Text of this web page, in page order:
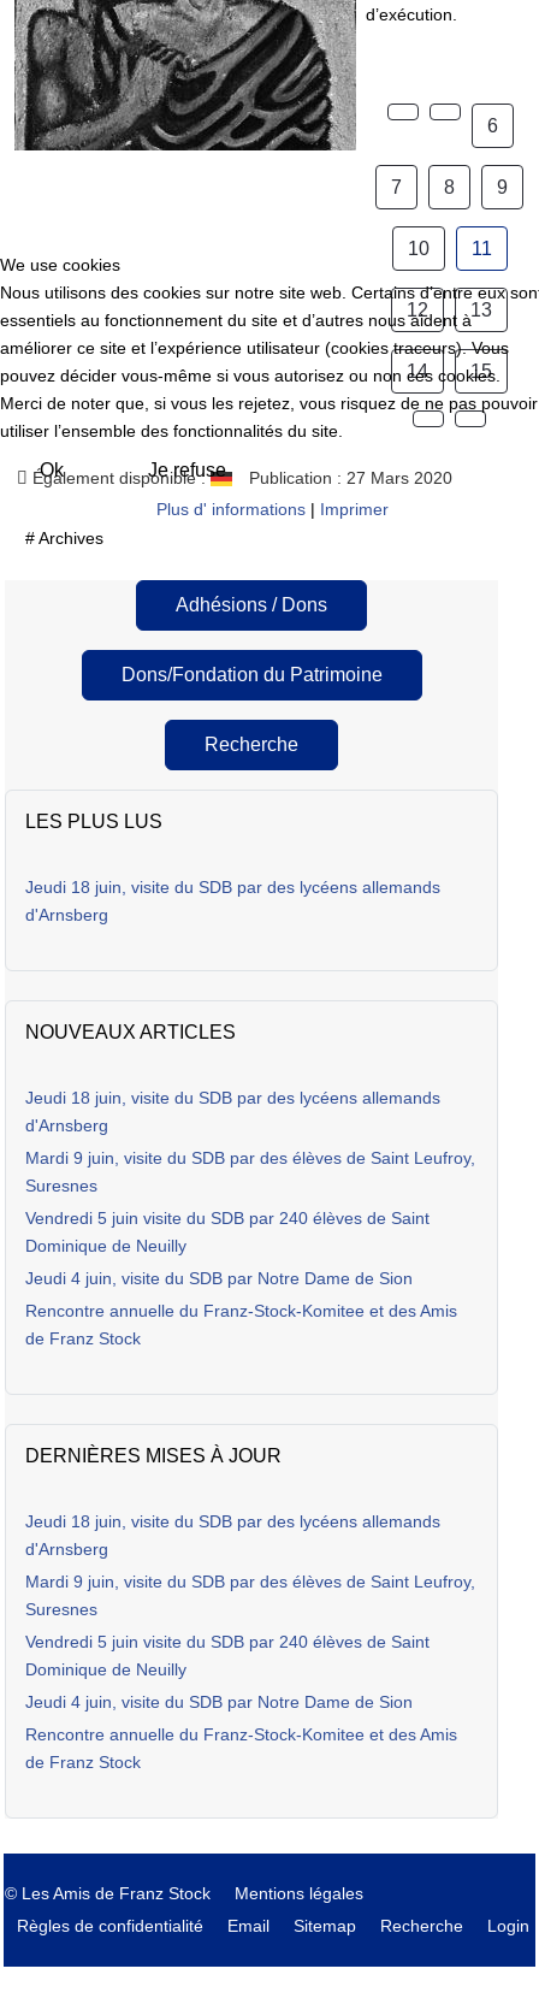
d’exécution.
6
7 8 9
10 11
12 13
14 15
Également disponible : Publication : 27 Mars 2020
# Archives
Adhésions / Dons
Dons/Fondation du Patrimoine
Recherche
LES PLUS LUS
Jeudi 18 juin, visite du SDB par des lycéens allemands
d'Arnsberg
NOUVEAUX ARTICLES
Jeudi 18 juin, visite du SDB par des lycéens allemands
d'Arnsberg
Mardi 9 juin, visite du SDB par des élèves de Saint Leufroy,
Suresnes
Vendredi 5 juin visite du SDB par 240 élèves de Saint
Dominique de Neuilly
Jeudi 4 juin, visite du SDB par Notre Dame de Sion
Rencontre annuelle du Franz-Stock-Komitee et des Amis
de Franz Stock
DERNIÈRES MISES À JOUR
Jeudi 18 juin, visite du SDB par des lycéens allemands
d'Arnsberg
Mardi 9 juin, visite du SDB par des élèves de Saint Leufroy,
Suresnes
Vendredi 5 juin visite du SDB par 240 élèves de Saint
Dominique de Neuilly
Jeudi 4 juin, visite du SDB par Notre Dame de Sion
Rencontre annuelle du Franz-Stock-Komitee et des Amis
de Franz Stock
© Les Amis de Franz Stock
Mentions légales
Règles de confidentialité
Email Sitemap Recherche Login
We use cookies
Nous utilisons des cookies sur notre site web. Certains d’entre eux
essentiels au fonctionnement du site et d’autres nous aident à
améliorer ce site et l’expérience utilisateur (cookies traceurs). Vous
pouvez décider vous-même si vous autorisez ou non ces cookies.
Merci de noter que, si vous les rejetez, vous risquez de ne pas pouvoir
utiliser l’ensemble des fonctionnalités du site.
Ok Je refuse
Plus d' informations | Imprimer